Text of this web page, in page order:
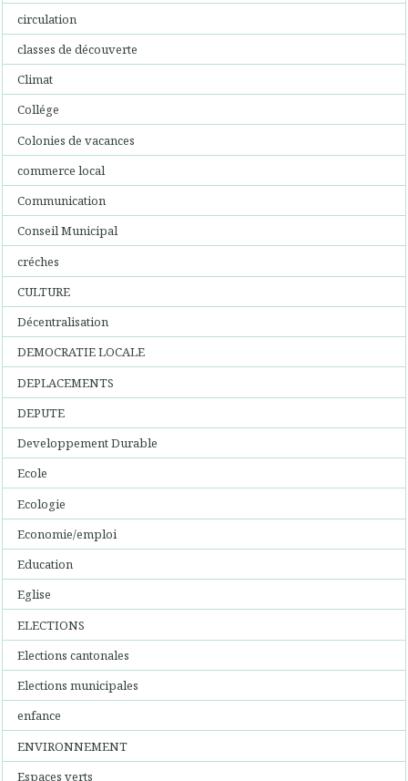
circulation
classes de découverte
Climat
Collége
Colonies de vacances
commerce local
Communication
Conseil Municipal
créches
CULTURE
Décentralisation
DEMOCRATIE LOCALE
DEPLACEMENTS
DEPUTE
Developpement Durable
Ecole
Ecologie
Economie/emploi
Education
Eglise
ELECTIONS
Elections cantonales
Elections municipales
enfance
ENVIRONNEMENT
Espaces verts